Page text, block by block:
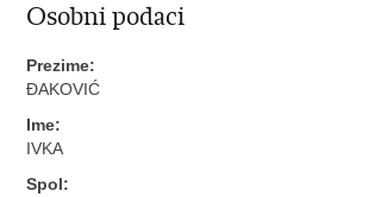
Osobni podaci
Prezime:
ĐAKOVIĆ
Ime:
IVKA
Spol: